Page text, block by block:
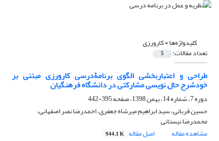
کلیدواژه‌ها =کارورزی
تعداد مقالات: 5
طراحی و اعتباربخشی الگوی برنامۀدرسی کارورزی مبتنی بر
خودشرح حال نویسی مشارکتی در دانشگاه فرهنگیان
دوره 7، شماره 14، بهمن 1398، صفحه
395-442
حسین قربانی، سید ابراهیم میرشاه جعفری، احمدرضا نصر اصفهانی،
محمدرضا نیستانی
مشاهده مقاله
اصل مقاله 944.1 K